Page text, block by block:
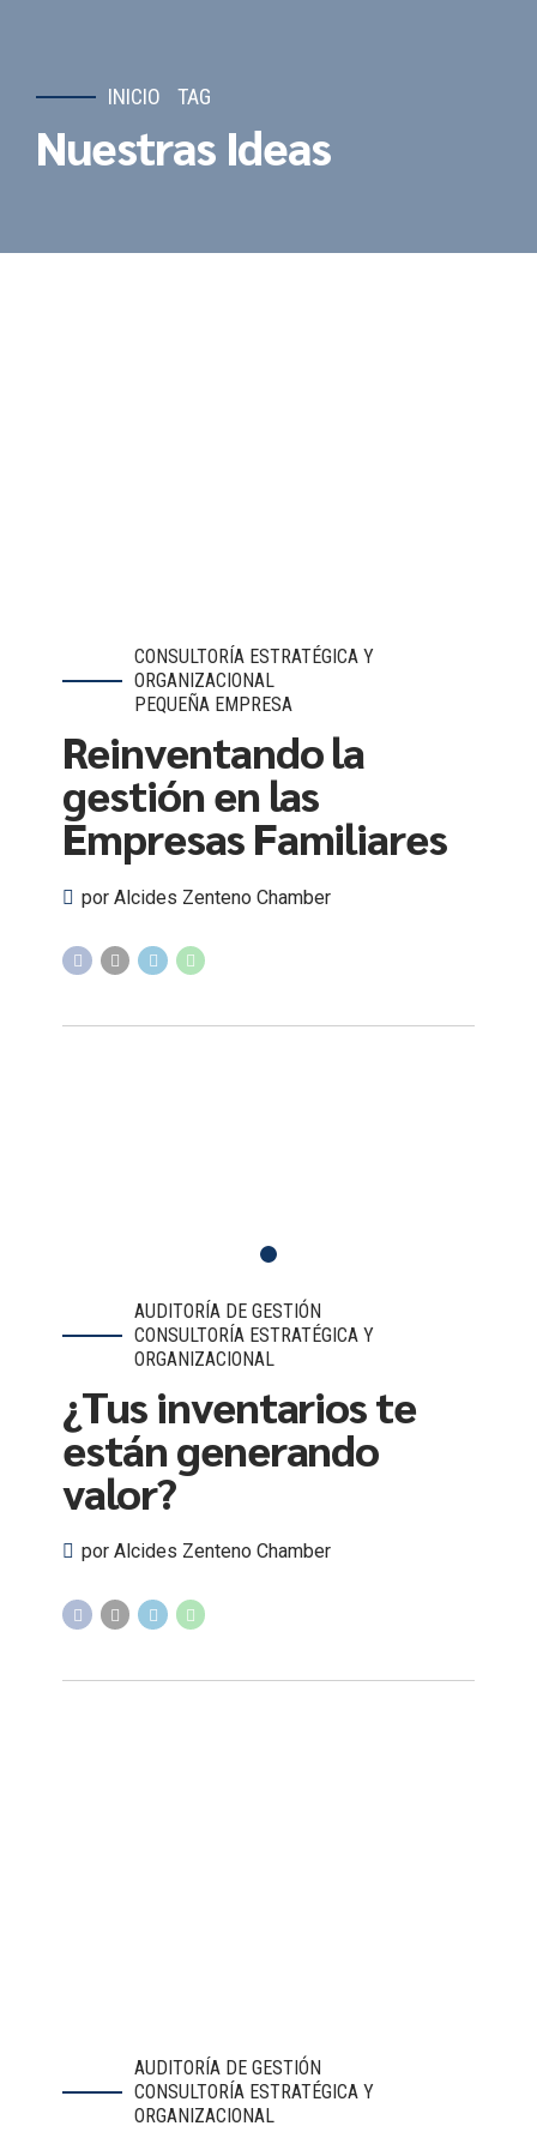
INICIO TAG
Nuestras Ideas
CONSULTORÍA ESTRATÉGICA Y
ORGANIZACIONAL
PEQUEÑA EMPRESA
Reinventando la
gestión en las
Empresas Familiares
por Alcides Zenteno Chamber
AUDITORÍA DE GESTIÓN
CONSULTORÍA ESTRATÉGICA Y
ORGANIZACIONAL
¿Tus inventarios te
están generando
valor?
por Alcides Zenteno Chamber
AUDITORÍA DE GESTIÓN
CONSULTORÍA ESTRATÉGICA Y
ORGANIZACIONAL